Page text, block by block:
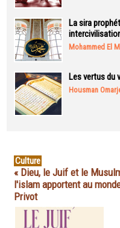
La sira
Mohammed El
Les vertus du
Housman
Culture
« Dieu, le Juif et le
l'islam apportent au
Privot